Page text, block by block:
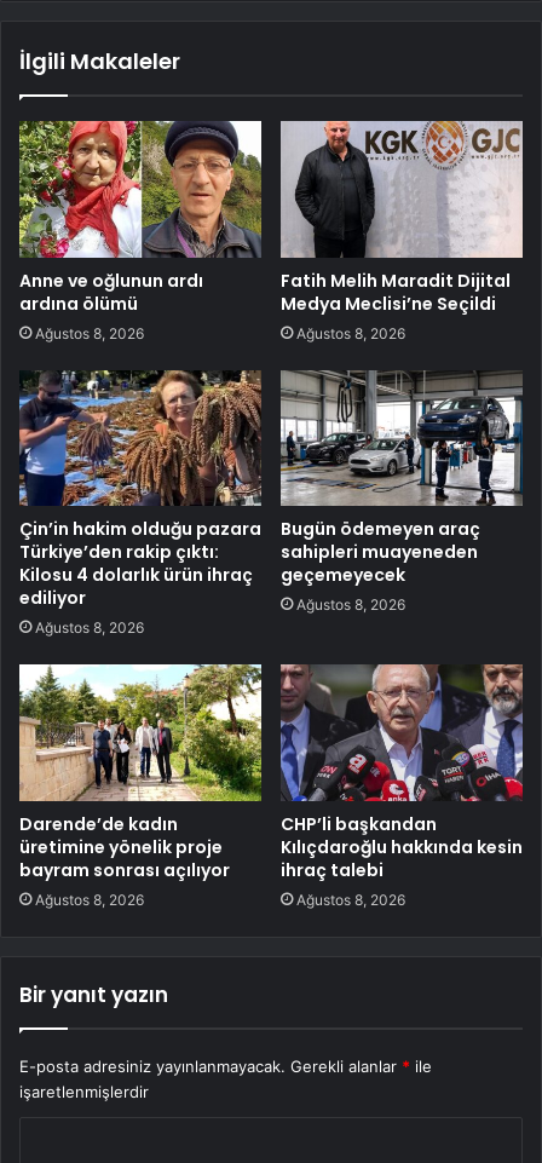
İlgili Makaleler
Anne ve oğlunun ardı
ardına ölümü
Ağustos 8, 2026
Fatih Melih Maradit Dijital
Medya Meclisi’ne Seçildi
Ağustos 8, 2026
Çin’in hakim olduğu pazara
Türkiye’den rakip çıktı:
Kilosu 4 dolarlık ürün ihraç
ediliyor
Ağustos 8, 2026
Bugün ödemeyen araç
sahipleri muayeneden
geçemeyecek
Ağustos 8, 2026
Darende’de kadın
üretimine yönelik proje
bayram sonrası açılıyor
Ağustos 8, 2026
CHP’li başkandan
Kılıçdaroğlu hakkında kesin
ihraç talebi
Ağustos 8, 2026
Bir yanıt yazın
E-posta adresiniz yayınlanmayacak. Gerekli alanlar * ile
işaretlenmişlerdir